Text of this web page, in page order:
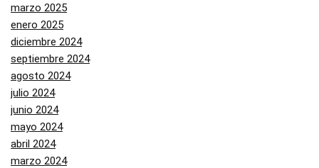
marzo 2025
enero 2025
diciembre 2024
septiembre 2024
agosto 2024
julio 2024
junio 2024
mayo 2024
abril 2024
marzo 2024